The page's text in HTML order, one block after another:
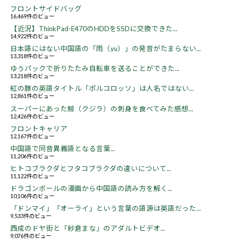
フロントサイドバッグ
16,469件のビュー
【近況】ThinkPad-E470のHDDをSSDに交換できた...
14,922件のビュー
日本語にはない中国語の「雨（yu）」の発音がたまらない...
13,318件のビュー
ゆうパックで折りたたみ自転車を送ることができた...
13,218件のビュー
紅の豚の英語タイトル「ポルコロッソ」は人名ではない...
12,861件のビュー
スーパーにあった鯨（クジラ）の刺身を食べてみた感想...
12,426件のビュー
フロントキャリア
12,167件のビュー
中国語で同音異義語となる言葉...
11,206件のビュー
ヒトコブラクダとフタコブラクダの違いについて...
11,122件のビュー
ドラゴンボールの漫画から中国語の読み方を解く...
10,106件のビュー
「ドンマイ」「オーライ」という言葉の語源は英語だった...
9,533件のビュー
西成のドヤ街と「紗倉まな」のアダルトビデオ...
9,076件のビュー